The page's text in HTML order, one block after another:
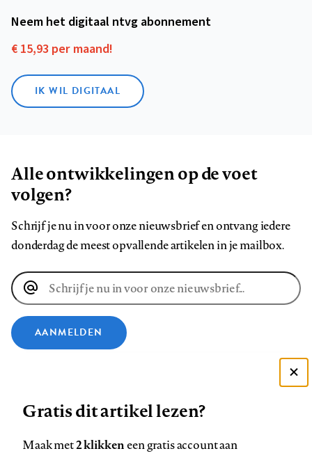
Neem het digitaal ntvg abonnement
€ 15,93 per maand!
IK WIL DIGITAAL
Alle ontwikkelingen op de voet
volgen?
Schrijf je nu in voor onze nieuwsbrief en ontvang iedere
donderdag de meest opvallende artikelen in je mailbox.
E-
mailadres
AANMELDEN
ons
ons
ons
ons
ons
ons
Zie onze cookie policy
Gratis dit artikel lezen?
Maak met2 klikkeneen gratis account aan